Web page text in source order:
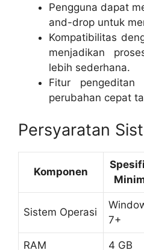
Pengguna dapat
and-drop untuk
Kompatibilitas
menjadikan
lebih sederhana.
Fitur pengeditan
perubahan cepat
Persyaratan
Komponen
Sistem Operasi
7+
RAM 4 GB